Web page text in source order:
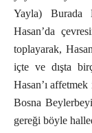
Yayla) Burada
Hasan’da
toplayarak,
içte ve dışta
Hasan’ı
Bosna
gereği böyle